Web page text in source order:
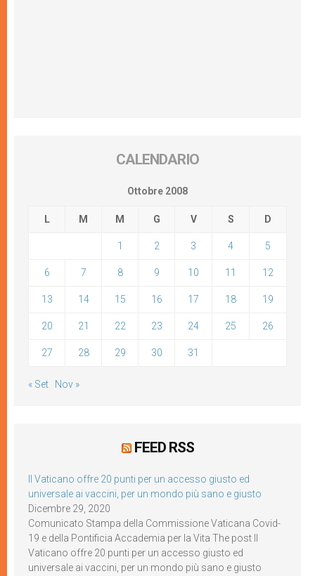
CALENDARIO
Ottobre 2008
L M M G V S D
1 2 3 4 5
6 7 8 9 10 11 12
13 14 15 16 17 18 19
20 21 22 23 24 25 26
27 28 29 30 31
« Set Nov »
FEED RSS
Il Vaticano offre 20 punti per un accesso giusto ed
universale ai vaccini, per un mondo più sano e giusto
Dicembre 29, 2020
Comunicato Stampa della Commissione Vaticana Covid-
19 e della Pontificia Accademia per la Vita The post Il
Vaticano offre 20 punti per un accesso giusto ed
universale ai vaccini, per un mondo più sano e giusto